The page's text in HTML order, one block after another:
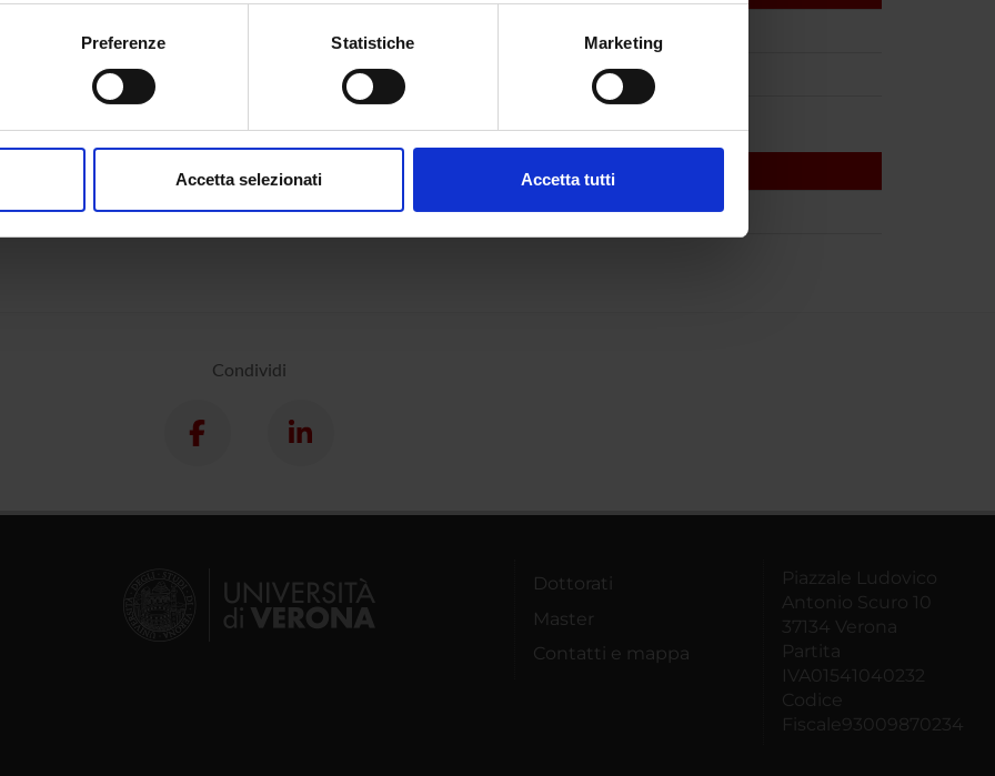
anche:
sulla tua posizione geografica, con un'approssimazione di qualche metro,
in qualsiasi momento dalla Dichiarazione sui cookie.
Preferenze Statistiche Marketing
Accetta selezionati Accetta tutti
& Pharmacy (DNBM)
Condividi
Dottorati
Master
Contatti e mappa
Piazzale Ludovico
Antonio Scuro 10
37134 Verona
Partita
IVA01541040232
Codice
Fiscale93009870234